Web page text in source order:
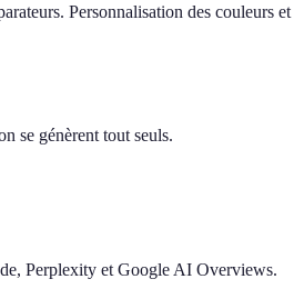
Personnalisation des couleurs
se génèrent tout seuls.
Perplexity et Google AI Overviews.